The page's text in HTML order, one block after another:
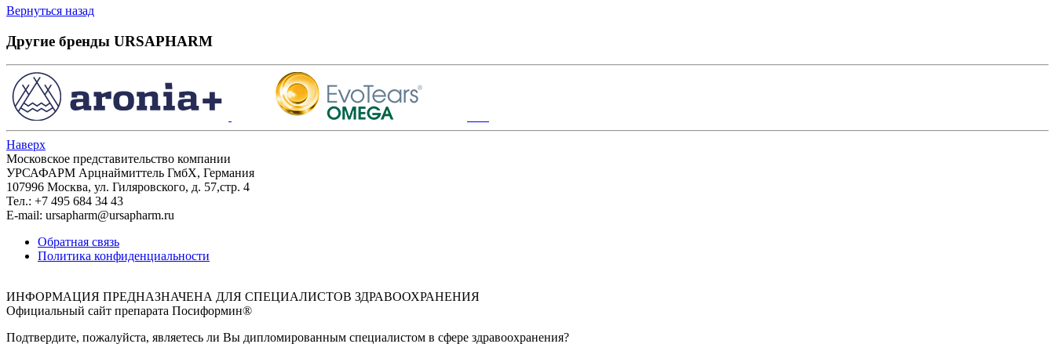
Вернуться назад
Другие бренды URSAPHARM
Наверх
Московское представительство компании
УРСАФАРМ Арцнаймиттель ГмбХ, Германия
107996 Москва, ул. Гиляровского, д. 57,стр. 4
Тел.: +7 495 684 34 43
E-mail: ursapharm@ursapharm.ru
Обратная связь
Политика конфиденциальности
ИНФОРМАЦИЯ ПРЕДНАЗНАЧЕНА ДЛЯ СПЕЦИАЛИСТОВ ЗДРАВООХРАНЕНИЯ
Официальный сайт препарата Посиформин®
Подтвердите, пожалуйста, являетесь ли Вы дипломированным специалистом в сфере здравоохранения?